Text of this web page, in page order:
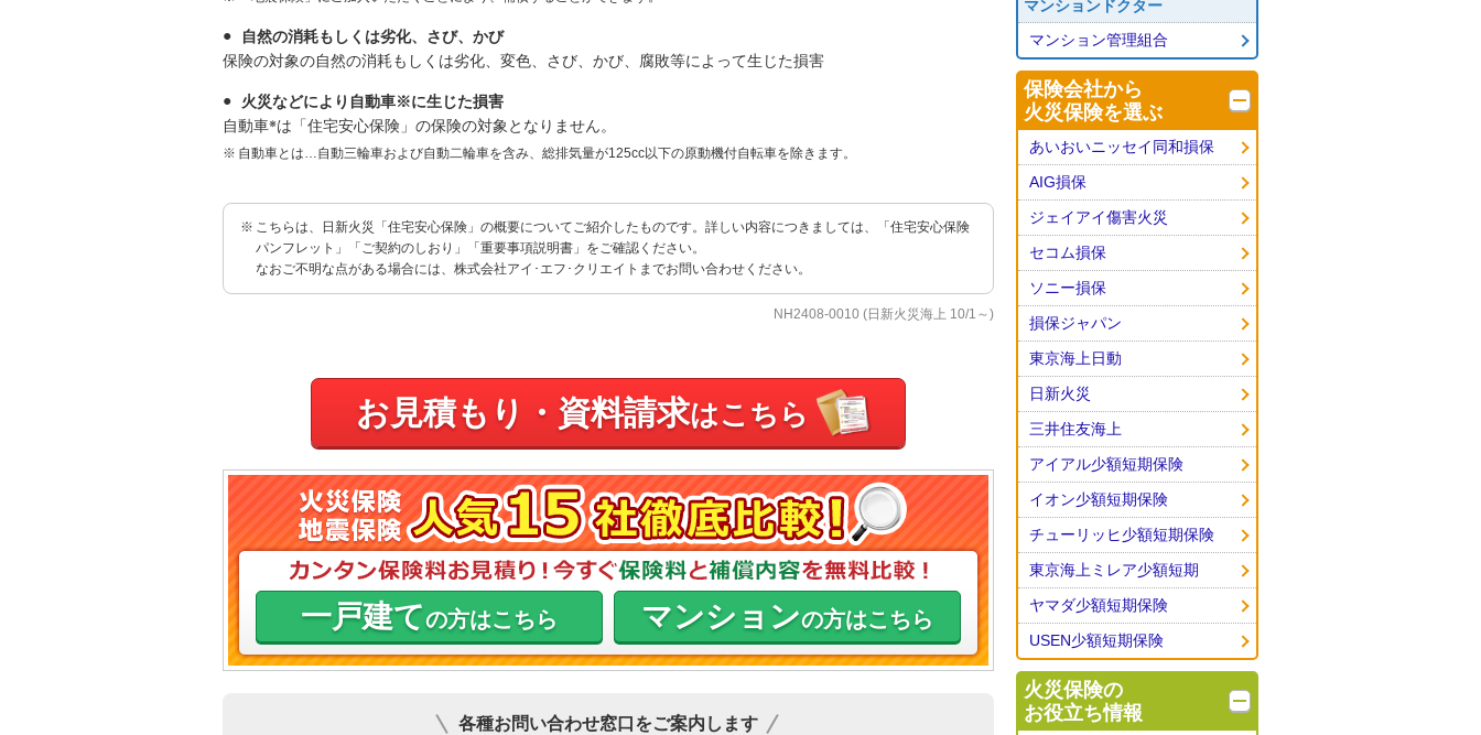
自然の消耗もしくは劣化、さび、かび
保険の対象の自然の消耗もしくは劣化、変色、さび、かび、腐敗等によって生じた損害
火災などにより自動車※に生じた損害
自動車※は「住宅安心保険」の保険の対象となりません。
自動車とは…自動三輪車および自動二輪車を含み、総排気量が125cc以下の原動機付自転車を除きます。
こちらは、日新火災「住宅安心保険」の概要についてご紹介したものです。詳しい内容につきましては、「住宅安心保険
パンフレット」「ご契約のしおり」「重要事項説明書」をご確認ください。
なおご不明な点がある場合には、株式会社アイ･エフ･クリエイトまでお問い合わせください。
NH2408-0010 (日新火災海上 10/1～)
お見積もり・資料請求はこちら
一戸建ての方はこちら マンションの方はこちら
各種お問い合わせ窓口をご案内します
マンションドクター
マンション管理組合
保険会社から
火災保険を選ぶ
あいおいニッセイ同和損保
AIG損保
ジェイアイ傷害火災
セコム損保
ソニー損保
損保ジャパン
東京海上日動
日新火災
三井住友海上
アイアル少額短期保険
イオン少額短期保険
チューリッヒ少額短期保険
東京海上ミレア少額短期
ヤマダ少額短期保険
USEN少額短期保険
火災保険の
お役立ち情報